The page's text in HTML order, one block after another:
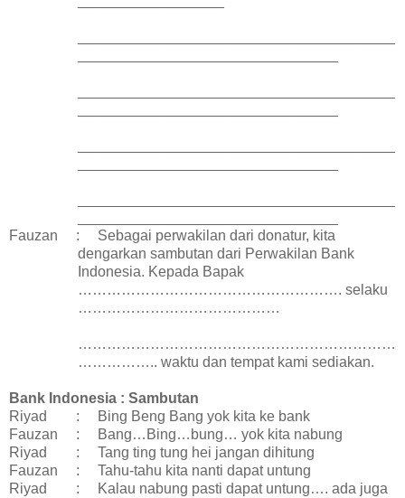
Fauzan
:
Sebagai perwakilan dari donatur, kita
dengarkan sambutan dari Perwakilan Bank
Indonesia. Kepada Bapak
………………………………………………. selaku
……………………………………
…………………………………………………………
…………….. waktu dan tempat kami sediakan.
Bank Indonesia : Sambutan
Riyad
:
Bing Beng Bang yok kita ke bank
Fauzan
:
Bang…Bing…bung… yok kita nabung
Riyad
:
Tang ting tung hei jangan dihitung
Fauzan
:
Tahu-tahu kita nanti dapat untung
Riyad
:
Kalau nabung pasti dapat untung…. ada juga